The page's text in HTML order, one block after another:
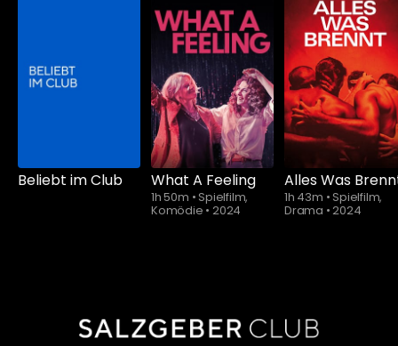
Beliebt im Club
Schauen Sie
ab$5.90
What A Feeling
1h 50m • Spielfilm,
Komödie • 2024
Schauen Sie
ab$5.90
Alles Was
1h 43m • Spielfilm,
Drama •2024